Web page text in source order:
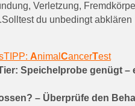
Verletzung,
du unbedingt abklären
Animal CancerTest
Speichelprobe genügt –
– Überprüfe den